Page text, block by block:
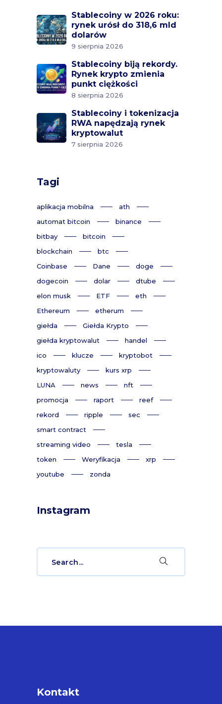
Stablecoiny w 2026 roku:
rynek urósł do 318,6 mld
dolarów
9 sierpnia 2026
Stablecoiny biją rekordy.
Rynek krypto zmienia
punkt ciężkości
8 sierpnia 2026
Stablecoiny i tokenizacja
RWA napędzają rynek
kryptowalut
7 sierpnia 2026
Tagi
aplikacja mobilna
ath
automat bitcoin
binance
bitbay
bitcoin
blockchain
btc
Coinbase
Dane
doge
dogecoin
dolar
dtube
elon musk
ETF
eth
Ethereum
etherum
giełda
Giełda Krypto
giełda kryptowalut
handel
ico
klucze
kryptobot
kryptowaluty
kurs xrp
LUNA
news
nft
promocja
raport
reef
rekord
ripple
sec
smart contract
streaming video
tesla
token
Weryfikacja
xrp
youtube
zonda
Instagram
Kontakt